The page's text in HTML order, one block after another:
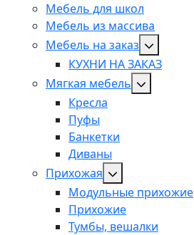
Мебель для школ
Мебель из массива
Мебель на заказ
КУХНИ НА ЗАКАЗ
Мягкая мебель
Кресла
Пуфы
Банкетки
Диваны
Прихожая
Модульные прихожие
Прихожие
Тумбы, вешалки